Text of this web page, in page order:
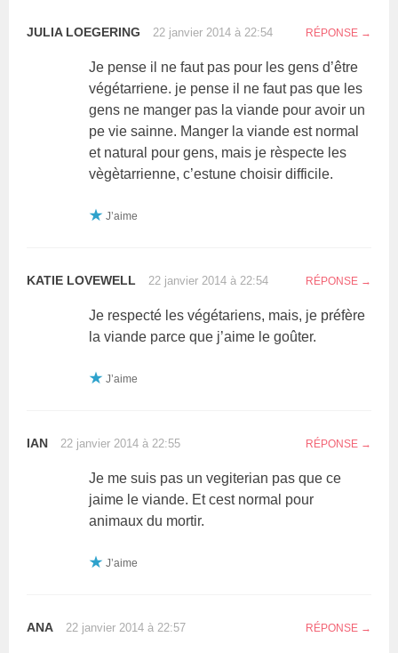
JULIA LOEGERING 22 janvier 2014 à 22:54 RÉPONSE
Je pense il ne faut pas pour les gens d’être
végétarriene. je pense il ne faut pas que les
gens ne manger pas la viande pour avoir un
pe vie sainne. Manger la viande est normal
et natural pour gens, mais je rèspecte les
vègètarrienne, c’estune choisir difficile.
J’aime
KATIE LOVEWELL 22 janvier 2014 à 22:54 RÉPONSE
Je respecté les végétariens, mais, je préfère
la viande parce que j’aime le goûter.
J’aime
IAN 22 janvier 2014 à 22:55 RÉPONSE
Je me suis pas un vegiterian pas que ce
jaime le viande. Et cest normal pour
animaux du mortir.
J’aime
ANA 22 janvier 2014 à 22:57 RÉPONSE